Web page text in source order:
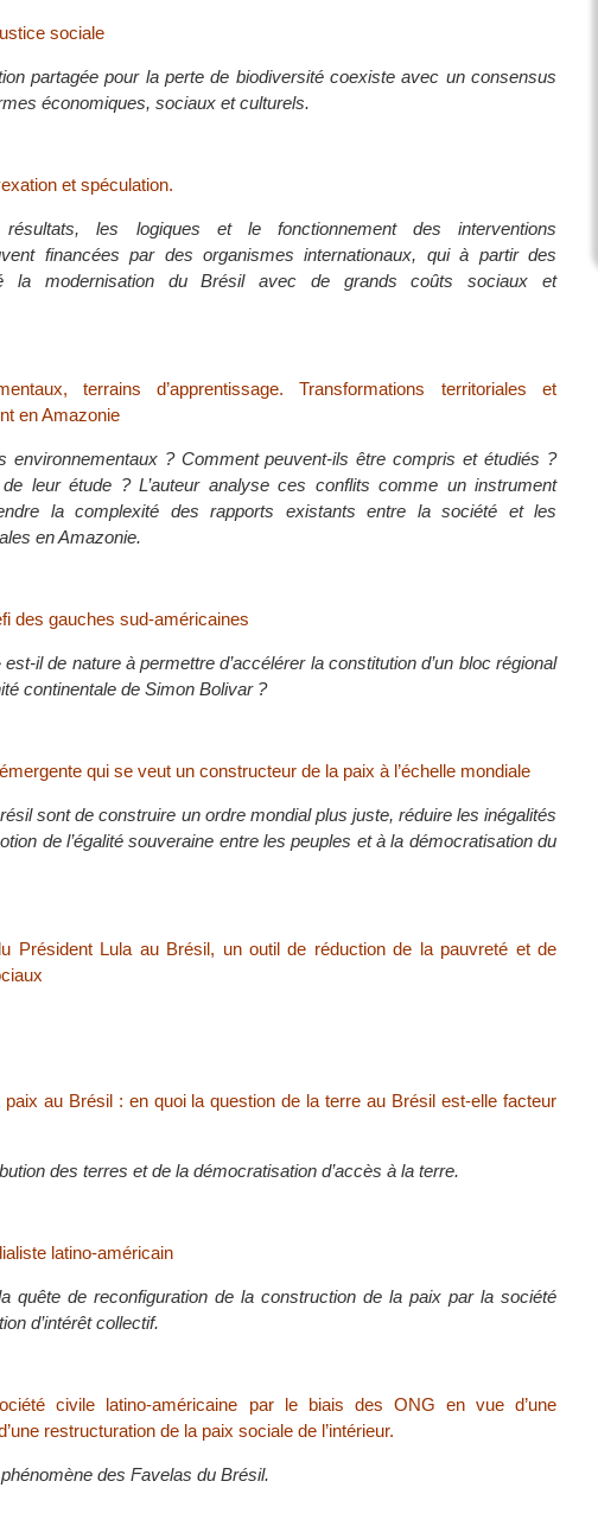
sociale
partagée pour la perte de biodiversité coexiste avec un consensus
économiques, sociaux et culturels.
et spéculation.
les logiques et le fonctionnement des interventions
financées par des organismes internationaux, qui à partir des
la modernisation du Brésil avec de grands coûts sociaux et
terrains d’apprentissage. Transformations territoriales et
en Amazonie
environnementaux ? Comment peuvent-ils être compris et étudiés ?
leur étude ? L’auteur analyse ces conflits comme un instrument
la complexité des rapports existants entre la société et les
en Amazonie.
des gauches sud-américaines
il de nature à permettre d’accélérer la constitution d’un bloc régional
continentale de Simon Bolivar ?
qui se veut un constructeur de la paix à l’échelle mondiale
sont de construire un ordre mondial plus juste, réduire les inégalités
de l’égalité souveraine entre les peuples et à la démocratisation du
Président Lula au Brésil, un outil de réduction de la pauvreté et de
au Brésil : en quoi la question de la terre au Brésil est-elle facteur
des terres et de la démocratisation d’accès à la terre.
latino-américain
quête de reconfiguration de la construction de la paix par la société
d’intérêt collectif.
civile latino-américaine par le biais des ONG en vue d’une
restructuration de la paix sociale de l’intérieur.
des Favelas du Brésil.